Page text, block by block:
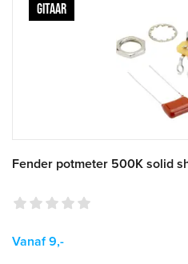
GITAAR
Fender potmeter 500K solid
Vanaf 9,-